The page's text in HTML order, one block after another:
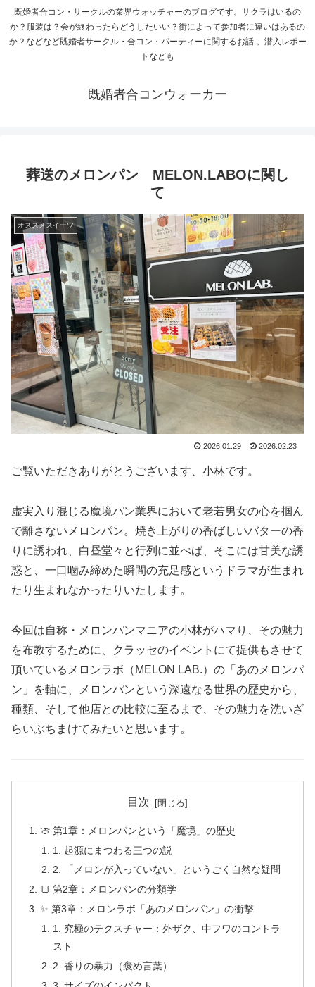
既婚者合コン・サークルの業界ウォッチャーのブログです。サクラはいるの
か？服装は？会が終わったらどうしたいい？街によって参加者に違いはあるの
か？などなど既婚者サークル・合コン・パーティーに関するお話 。潜入レポー
トなども
既婚者合コンウォーカー
葬送のメロンパン MELON.LABOに関し
て
オススメスイーツ
2026.01.29 2026.02.23
ご覧いただきありがとうございます、小林です。
虚実入り混じる魔境パン業界において老若男女の心を掴ん
で離さないメロンパン。焼き上がりの香ばしいバターの香
りに誘われ、白昼堂々と行列に並べば、そこには甘美な誘
惑と、一口噛み締めた瞬間の充足感というドラマが生まれ
たり生まれなかったりいたします。
今回は自称・メロンパンマニアの小林がハマり、その魅力
を布教するために、クラッセのイベントにて提供もさせて
頂いているメロンラボ（MELON LAB.）の「あのメロンパ
ン」を軸に、メロンパンという深遠なる世界の歴史から、
種類、そして他店との比較に至るまで、その魅力を洗いざ
らいぶちまけてみたいと思います。
目次
🍈 第1章：メロンパンという「魔境」の歴史
1. 起源にまつわる三つの説
2. 「メロンが入っていない」というごく自然な疑問
🍞 第2章：メロンパンの分類学
✨ 第3章：メロンラボ「あのメロンパン」の衝撃
1. 究極のテクスチャー：外ザク、中フワのコントラ
スト
2. 香りの暴力（褒め言葉）